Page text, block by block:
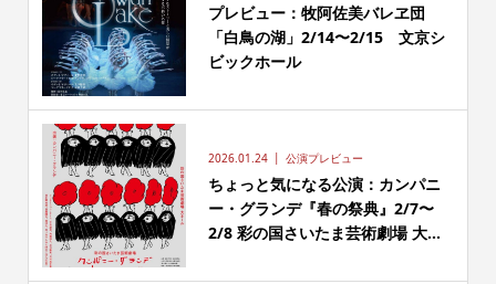
プレビュー：牧阿佐美バレヱ団
「白鳥の湖」2/14〜2/15 文京シ
ビックホール
2026.01.24 公演プレビュー
ちょっと気になる公演：カンパニ
ー・グランデ『春の祭典』2/7〜
2/8 彩の国さいたま芸術劇場 大...